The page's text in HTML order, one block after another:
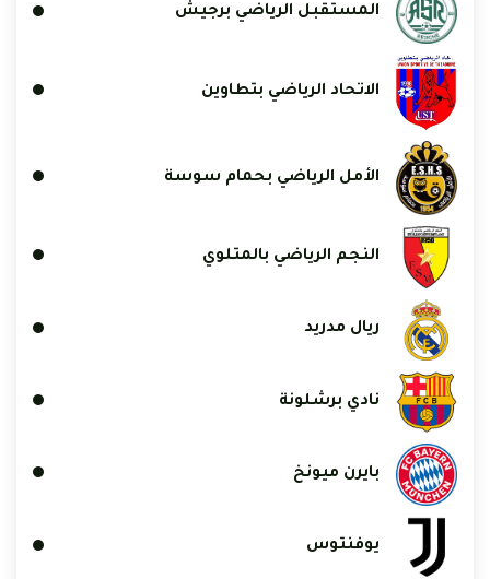
المستقبل الرياضي برجيش
الاتحاد الرياضي بتطاوين
الأمل الرياضي بحمام سوسة
النجم الرياضي بالمتلوي
ريال مدريد
نادي برشلونة
بايرن ميونخ
يوفنتوس